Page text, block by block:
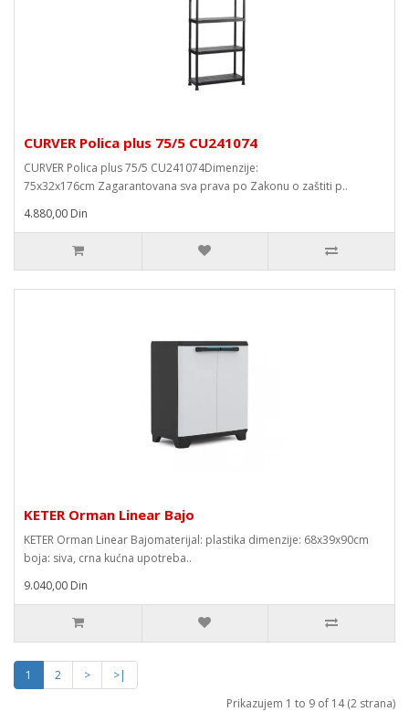
CURVER Polica plus 75/5 CU241074
CURVER Polica plus 75/5 CU241074Dimenzije:
75x32x176cm Zagarantovana sva prava po Zakonu o zaštiti p..
4.880,00 Din
KETER Orman Linear Bajo
KETER Orman Linear Bajomaterijal: plastika dimenzije: 68x39x90cm
boja: siva, crna kućna upotreba..
9.040,00 Din
1 2 >
>|
Prikazujem 1 to 9 of 14 (2 strana)